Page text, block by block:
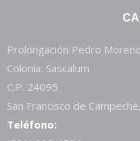
Prolongación Pedro
Colonia: Sascalum
C.P. 24095
San Francisco de
Teléfono: